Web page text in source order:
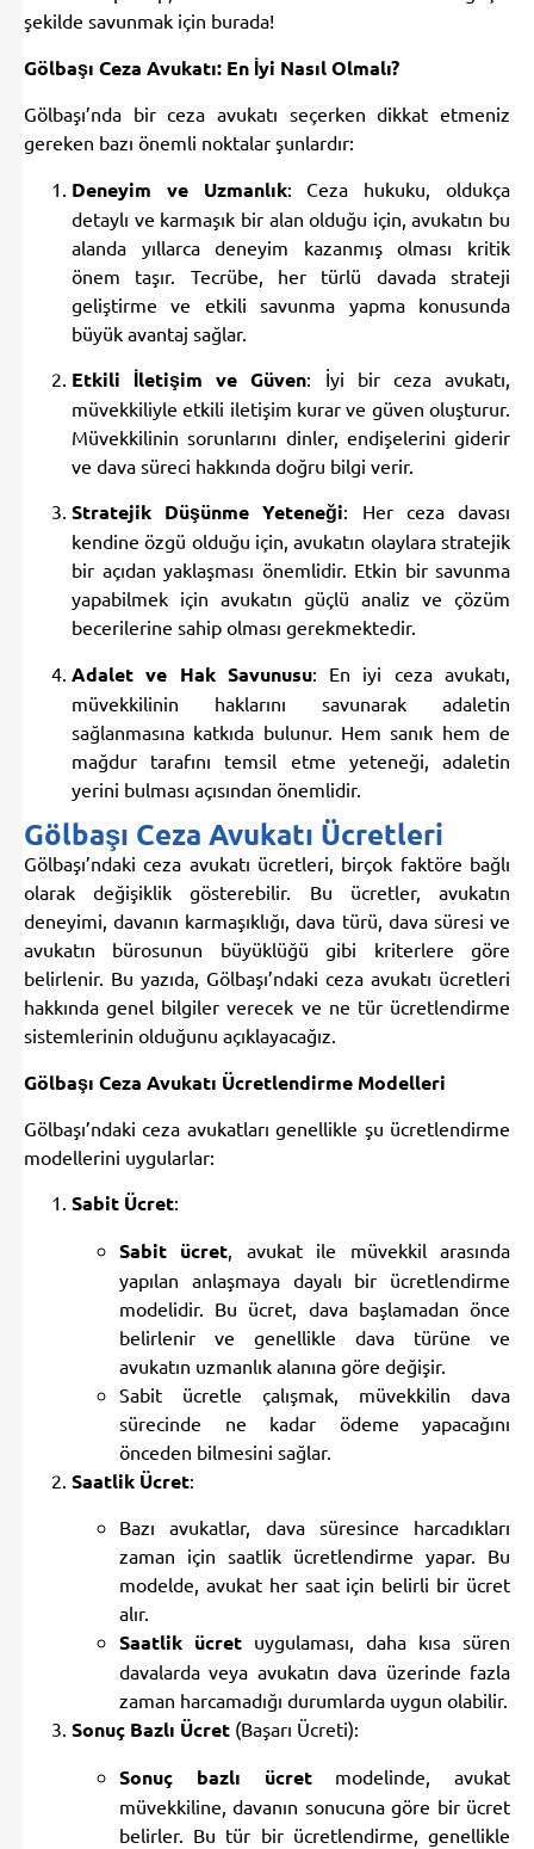
şekilde savunmak için burada!
Gölbaşı Ceza Avukatı: En İyi Nasıl Olmalı?
Gölbaşı’nda bir ceza avukatı seçerken dikkat etmeniz
gereken bazı önemli noktalar şunlardır:
Deneyim ve Uzmanlık: Ceza hukuku, oldukça
detaylı ve karmaşık bir alan olduğu için, avukatın bu
alanda yıllarca deneyim kazanmış olması kritik
önem taşır. Tecrübe, her türlü davada strateji
geliştirme ve etkili savunma yapma konusunda
büyük avantaj sağlar.
Etkili İletişim ve Güven: İyi bir ceza avukatı,
müvekkiliyle etkili iletişim kurar ve güven oluşturur.
Müvekkilinin sorunlarını dinler, endişelerini giderir
ve dava süreci hakkında doğru bilgi verir.
Stratejik Düşünme Yeteneği: Her ceza davası
kendine özgü olduğu için, avukatın olaylara stratejik
bir açıdan yaklaşması önemlidir. Etkin bir savunma
yapabilmek için avukatın güçlü analiz ve çözüm
becerilerine sahip olması gerekmektedir.
Adalet ve Hak Savunusu: En iyi ceza avukatı,
müvekkilinin haklarını savunarak adaletin
sağlanmasına katkıda bulunur. Hem sanık hem de
mağdur tarafını temsil etme yeteneği, adaletin
yerini bulması açısından önemlidir.
Gölbaşı Ceza Avukatı Ücretleri
Gölbaşı’ndaki ceza avukatı ücretleri, birçok faktöre bağlı
olarak değişiklik gösterebilir. Bu ücretler, avukatın
deneyimi, davanın karmaşıklığı, dava türü, dava süresi ve
avukatın bürosunun büyüklüğü gibi kriterlere göre
belirlenir. Bu yazıda, Gölbaşı’ndaki ceza avukatı ücretleri
hakkında genel bilgiler verecek ve ne tür ücretlendirme
sistemlerinin olduğunu açıklayacağız.
Gölbaşı Ceza Avukatı Ücretlendirme Modelleri
Gölbaşı’ndaki ceza avukatları genellikle şu ücretlendirme
modellerini uygularlar:
Sabit Ücret:
Sabit ücret , avukat ile müvekkil arasında
yapılan anlaşmaya dayalı bir ücretlendirme
modelidir. Bu ücret, dava başlamadan önce
belirlenir ve genellikle dava türüne ve
avukatın uzmanlık alanına göre değişir.
Sabit ücretle çalışmak, müvekkilin dava
sürecinde ne kadar ödeme yapacağını
önceden bilmesini sağlar.
Saatlik Ücret:
Bazı avukatlar, dava süresince harcadıkları
zaman için saatlik ücretlendirme yapar. Bu
modelde, avukat her saat için belirli bir ücret
alır.
Saatlik ücret uygulaması, daha kısa süren
davalarda veya avukatın dava üzerinde fazla
zaman harcamadığı durumlarda uygun olabilir.
Sonuç Bazlı Ücret (Başarı Ücreti):
Sonuç bazlı ücretmodelinde, avukat
müvekkiline, davanın sonucuna göre bir ücret
belirler. Bu tür bir ücretlendirme, genellikle